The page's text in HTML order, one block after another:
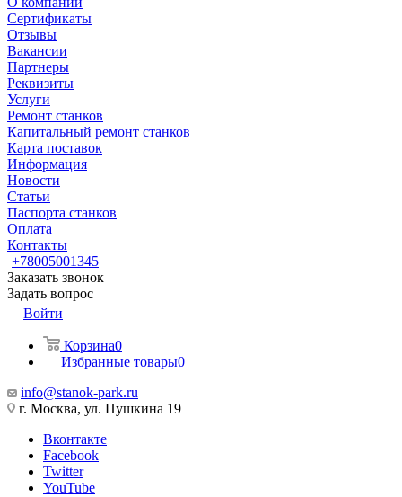
Сертификаты
Отзывы
Вакансии
Партнеры
Реквизиты
Услуги
Ремонт станков
Капитальный ремонт станков
Карта поставок
Информация
Новости
Статьи
Паспорта станков
Оплата
Контакты
+78005001345
Заказать звонок
Задать вопрос
Войти
Корзина0
Избранные товары0
info@stanok-park.ru
г. Москва, ул. Пушкина 19
Вконтакте
Facebook
Twitter
YouTube